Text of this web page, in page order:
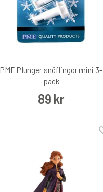
PME Plunger snöflingor mini 3-
pack
89 kr